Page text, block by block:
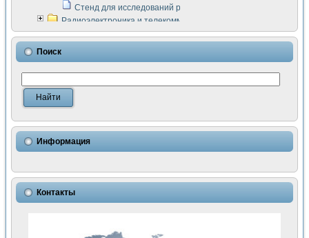
Стенд для исследований рабочих процессов ДВС в
Радиоэлектроника и телекоммуникации
LabVIEW в расчетах радиолиний систем передачи данных
Аппаратно-программный комплекс для исследования
Виртуальный лабораторный стенд для исследования
Измерение шумовых параметров операционных
Измерительный преобразователь на основе цифровой
Использование NI LabVIEW для математического
Исследовние возможности создания измерителя ВАХ
Математическое моделирование генератора сигналов -
Применение осциллографического модуля с высоким
Симуляция отклика импульсного радиолокационного
Автоматизация формирования уравнений состояния для
Разработка автоматизированного стенда для измерения
Поиск
Информация
Контакты